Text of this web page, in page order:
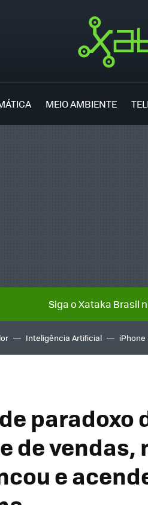
MEIO AMBIENTE
Siga o Xataka Brasil
Inteligência Artificial iPhone
paradoxo
de vendas,
e